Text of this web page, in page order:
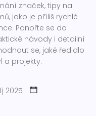
značek, tipy na
jako je příliš rychlé
Ponořte se do
návody i detailní
se, jaké ředidlo
a projekty.
2025